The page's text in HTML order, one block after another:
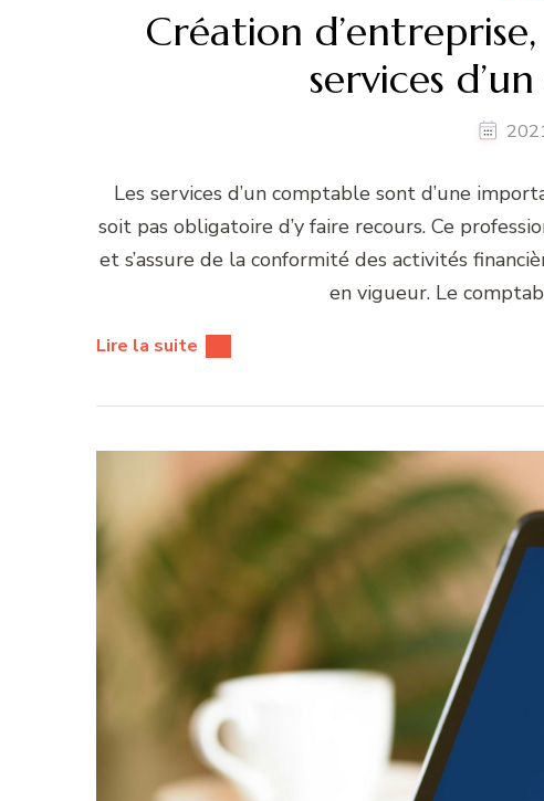
Création
services
Les services d’un comptable sont d’une
soit pas obligatoire d’y faire recours. Ce
et s’assure de la conformité des activités
en vigueur. Le
Lire la suite